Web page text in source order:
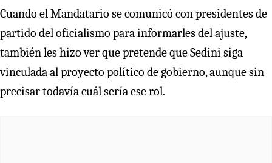
Cuando el Mandatario se comunicó con presidentes de
partido del oficialismo para informarles del ajuste,
también les hizo ver que pretende que Sedini siga
vinculada al proyecto político de gobierno, aunque sin
precisar todavía cuál sería ese rol.